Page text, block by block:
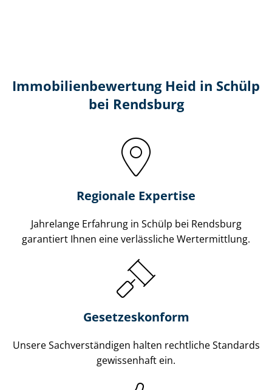
Immobilien­bewertung Heid in Schülp
bei Rendsburg
Regionale Expertise
Jahrelange Erfahrung in Schülp bei Rendsburg
garantiert Ihnen eine verlässliche Wertermittlung.
Gesetzes­konform
Unsere Sach­ver­stän­di­gen halten rechtliche Standards
gewissenhaft ein.